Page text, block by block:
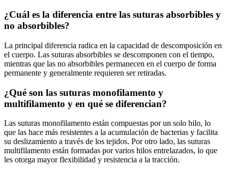
¿Cuál es la diferencia entre las suturas absorbibles y
no absorbibles?
La principal diferencia radica en la capacidad de descomposición en
el cuerpo. Las suturas absorbibles se descomponen con el tiempo,
mientras que las no absorbibles permanecen en el cuerpo de forma
permanente y generalmente requieren ser retiradas.
¿Qué son las suturas monofilamento y
multifilamento y en qué se diferencian?
Las suturas monofilamento están compuestas por un solo hilo, lo
que las hace más resistentes a la acumulación de bacterias y facilita
su deslizamiento a través de los tejidos. Por otro lado, las suturas
multifilamento están formadas por varios hilos entrelazados, lo que
les otorga mayor flexibilidad y resistencia a la tracción.